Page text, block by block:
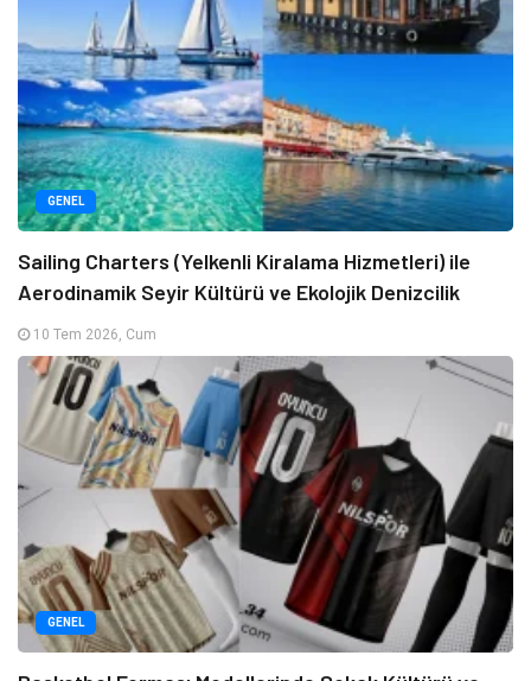
GENEL
Sailing Charters (Yelkenli Kiralama Hizmetleri) ile
Aerodinamik Seyir Kültürü ve Ekolojik Denizcilik
10 Tem 2026, Cum
GENEL